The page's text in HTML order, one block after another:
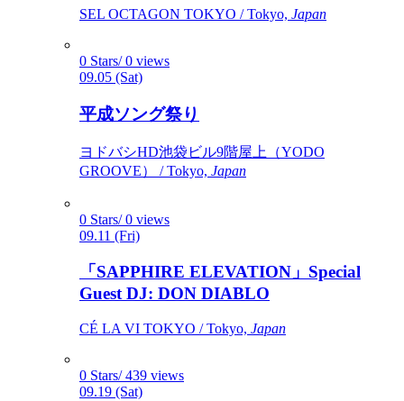
SEL OCTAGON TOKYO / Tokyo, Japan
0 Stars/ 0 views
09.05 (Sat)
平成ソング祭り
ヨドバシHD池袋ビル9階屋上（YODO
GROOVE） / Tokyo, Japan
0 Stars/ 0 views
09.11 (Fri)
「SAPPHIRE ELEVATION」Special
Guest DJ: DON DIABLO
CÉ LA VI TOKYO / Tokyo, Japan
0 Stars/ 439 views
09.19 (Sat)